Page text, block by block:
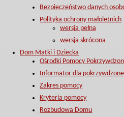
Bezpieczeństwo danych
Polityka ochrony małoletnich
wersja pełna
wersja skrócona
Dom Matki i Dziecka
Ośrodki Pomocy
Informator dla
Zakres pomocy
Kryteria pomocy
Rozbudowa Domu